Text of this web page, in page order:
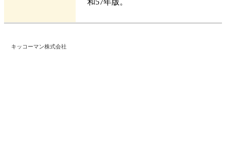
和57年版。
キッコーマン株式会社